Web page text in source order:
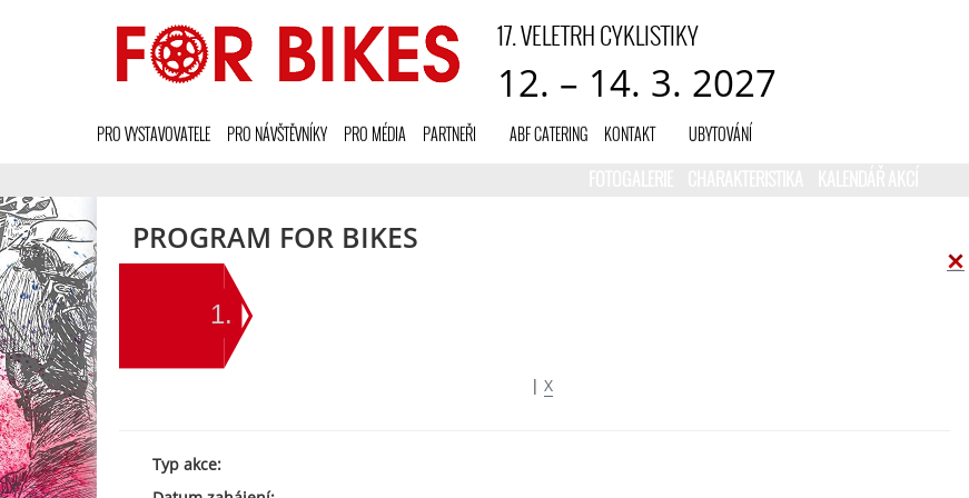
17. VELETRH CYKLISTIKY
12. – 14. 3. 2027
PRO VYSTAVOVATELE PRO NÁVŠTĚVNÍKY PRO MÉDIA PARTNEŘI ABF CATERING KONTAKT UBYTOVÁNÍ
PROGRAM FOR BIKES
1.
|X
Typ akce: